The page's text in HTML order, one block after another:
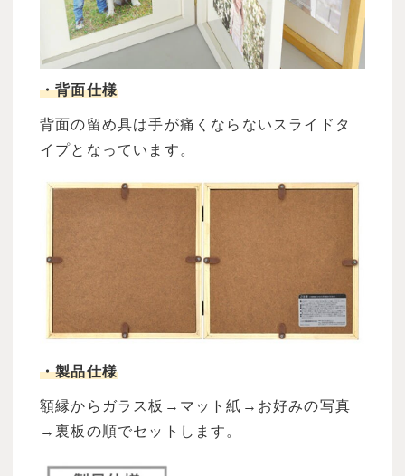
・背面仕様
背面の留め具は手が痛くならないスライドタ
イプとなっています。
・製品仕様
額縁からガラス板→マット紙→お好みの写真
→裏板の順でセットします。